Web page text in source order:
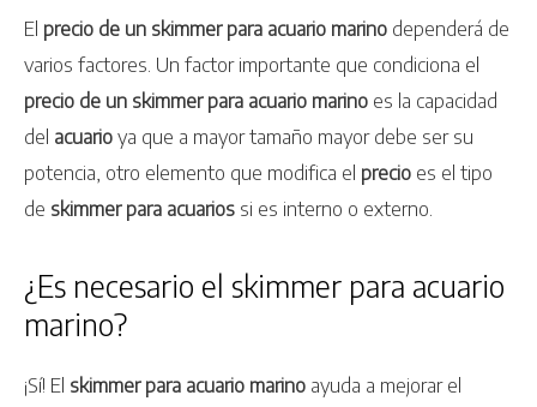
El precio de un skimmer para acuario marino dependerá de
varios factores. Un factor importante que condiciona el
precio de un skimmer para acuario marino es la capacidad
del acuarioya que a mayor tamaño mayor debe ser su
potencia, otro elemento que modifica el precio es el tipo
de skimmer para acuarios si es interno o externo.
¿Es necesario el skimmer para acuario
marino?
¡Sí! El skimmer para acuario marino ayuda a mejorar el